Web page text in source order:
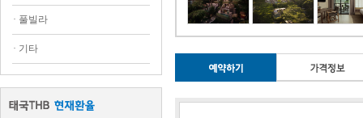
· 풀빌라
· 기타